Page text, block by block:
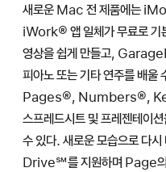
새로운 Mac 전 제품에는
iWork® 앱 일체가 무료로
영상을 쉽게 만들고,
피아노 또는 기타 연주를 배
Pages®, Numbers®,
스프레드시트 및 프레젠테이
수 있다. 새로운 모습으로 다
Drive℠를 지원하며 Page의